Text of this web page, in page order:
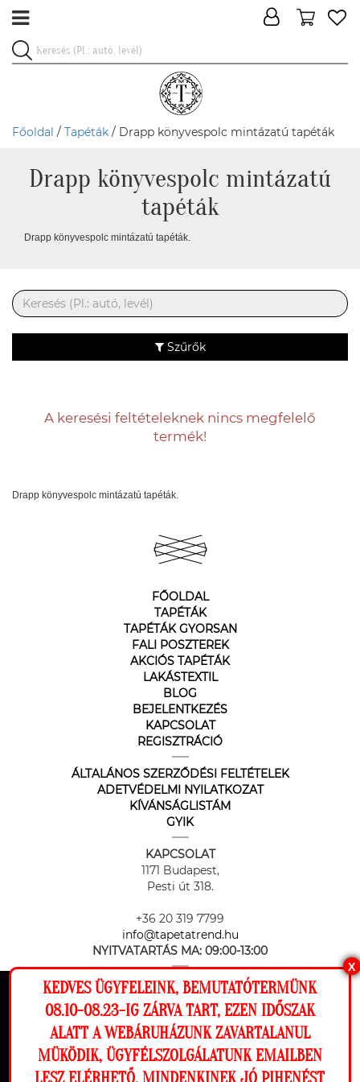
Ez a weboldal cookie-kat használ, hogy a
lehető legjobb élményt nyújtsa honlapunkon.
Beállítások
Főoldal / Tapéták / Drapp könyvespolc mintázatú tapéták
Drapp könyvespolc mintázatú
tapéták
Drapp könyvespolc mintázatú tapéták.
Szűrők
A keresési feltételeknek nincs megfelelő
termék!
Drapp könyvespolc mintázatú tapéták.
FŐOLDAL
TAPÉTÁK
TAPÉTÁK GYORSAN
FALI POSZTEREK
AKCIÓS TAPÉTÁK
LAKÁSTEXTIL
BLOG
BEJELENTKEZÉS
KAPCSOLAT
REGISZTRÁCIÓ
ÁLTALÁNOS SZERZŐDÉSI FELTÉTELEK
ADETVÉDELMI NYILATKOZAT
KÍVÁNSÁGLISTÁM
GYIK
KAPCSOLAT
1171 Budapest,
Pesti út 318.
+36 20 319 7799
info@tapetatrend.hu
NYITVATARTÁS MA: 09:00-13:00
Az online fizetést a Barion Payment Zrt. biztosítja, MNB engedély
száma: H-EN-I-1064/2013
X
KEDVES ÜGYFELEINK, BEMUTATÓTERMÜNK
08.10-08.23-IG ZÁRVA TART, EZEN IDŐSZAK
ALATT A WEBÁRUHÁZUNK ZAVARTALANUL
MÜKÖDIK, ÜGYFÉLSZOLGÁLATUNK EMAILBEN